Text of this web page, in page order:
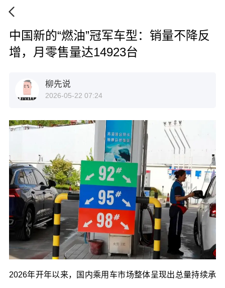
中国新的“燃油”冠军车型：销量不降反
增，月零售量达14923台
柳先说
2026-05-22 07:24
2026年开年以来，国内乘用车市场整体呈现出总量持续承